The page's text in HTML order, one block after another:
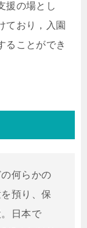
援の場とし
ており，入園
ることができ
何らかの
預り、保
日本で